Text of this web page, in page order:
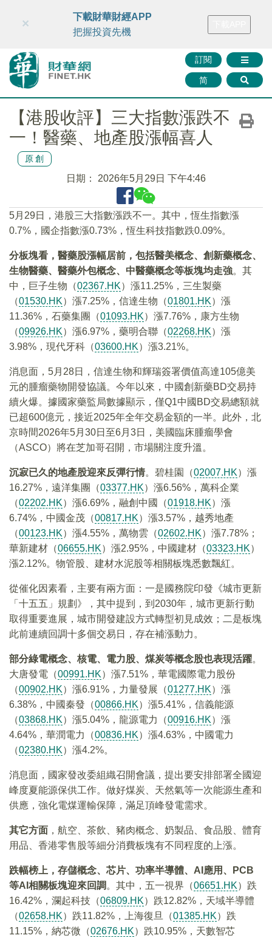
財華智庫網 FINTV FINMETA 財華證券 媒體矩陣
訂閱
简
×
下載財華財經APP
把握投資先機
【港股收評】三大指數漲跌不
一！醫藥、地產股漲幅喜人
原創
日期： 2026年5月29日 下午4:46
5月29日，港股三大指數漲跌不一。其中，恆生指數漲
0.7%，國企指數漲0.73%，恆生科技指數跌0.09%。
分板塊看，醫藥股漲幅居前，包括醫美概念、創新藥概念、
生物醫藥、醫藥外包概念、中醫藥概念等板塊均走強。其
中，巨子生物（02367.HK）漲11.25%，三生製藥
（01530.HK）漲7.25%，信達生物（01801.HK）漲
11.36%，石藥集團（01093.HK）漲7.76%，康方生物
（09926.HK）漲6.97%，藥明合聯（02268.HK）漲
3.98%，現代牙科（03600.HK）漲3.21%。
消息面，5月28日，信達生物和輝瑞簽署價值高達105億美
元的腫瘤藥物開發協議。今年以來，中國創新藥BD交易持
續火爆。據國家藥監局數據顯示，僅Q1中國BD交易總額就
已超600億元，接近2025年全年交易金額的一半。此外，北
京時間2026年5月30日至6月3日，美國臨床腫瘤學會
（ASCO）將在芝加哥召開，市場關注度升溫。
沉寂已久的地產股迎來反彈行情。碧桂園（02007.HK）漲
16.27%，遠洋集團（03377.HK）漲6.56%，萬科企業
（02202.HK）漲6.69%，融創中國（01918.HK）漲
6.74%，中國金茂（00817.HK）漲3.57%，越秀地產
（00123.HK）漲4.55%，萬物雲（02602.HK）漲7.78%；
華新建材（06655.HK）漲2.95%，中國建材（03323.HK）
漲2.12%。物管股、建材水泥股等相關板塊悉數飄紅。
從催化因素看，主要有兩方面：一是國務院印發《城市更新
「十五五」規劃》，其中提到，到2030年，城市更新行動
取得重要進展，城市開發建設方式轉型初見成效；二是板塊
此前連續回調十多個交易日，存在補漲動力。
部分綠電概念、核電、電力股、煤炭等概念股也表現活躍。
大唐發電（00991.HK）漲7.51%，華電國際電力股份
（00902.HK）漲6.91%，力量發展（01277.HK）漲
6.38%，中國秦發（00866.HK）漲5.41%，信義能源
（03868.HK）漲5.04%，龍源電力（00916.HK）漲
4.64%，華潤電力（00836.HK）漲4.63%，中國電力
（02380.HK）漲4.2%。
消息面，國家發改委組織召開會議，提出要安排部署全國迎
峰度夏能源保供工作。做好煤炭、天然氣等一次能源生產和
供應，強化電煤運輸保障，滿足頂峰發電需求。
其它方面 ，航空、茶飲、豬肉概念、奶製品、食品股、體育
用品、香港零售股等細分消費板塊有不同程度的上漲。
跌幅榜上，存儲概念、芯片、功率半導體、AI應用、PCB
等AI相關板塊迎來回調 。其中，五一視界（06651.HK）跌
16.42%，瀾起科技（06809.HK）跌12.82%，天域半導體
（02658.HK）跌11.82%，上海復旦（01385.HK）跌
11.15%，納芯微（02676.HK）跌10.95%，天數智芯